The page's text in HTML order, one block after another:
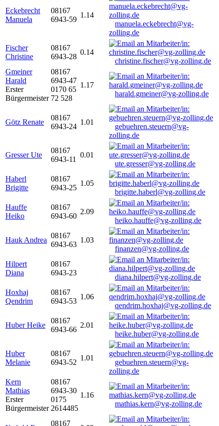
Eckebrecht
Manuela
08167
6943-59
1.14
manuela.eckebrecht@vg-
zolling.de
Fischer
Christine
08167
6943-28
0.14
christine.fischer@vg-zolling.de
Gmeiner
Harald
Erster
Bürgermeister
08167
6943-47
0170 65
72 528
1.17
harald.gmeiner@vg-zolling.de
Götz Renate
08167
6943-24
1.01
gebuehren.steuern@vg-
zolling.de
Gresser Ute
08167
6943-11
0.01
ute.gresser@vg-zolling.de
Haberl
Brigitte
08167
6943-25
1.05
brigitte.haberl@vg-zolling.de
Hauffe
Heiko
08167
6943-60
2.09
heiko.hauffe@vg-zolling.de
Hauk Andrea
08167
6943-63
1.03
finanzen@vg-zolling.de
Hilpert
Diana
08167
6943-23
diana.hilpert@vg-zolling.de
Hoxhaj
Qendrim
08167
6943-53
1.06
qendrim.hoxhaj@vg-zolling.de
Huber Heike
08167
6943-66
2.01
heike.huber@vg-zolling.de
Huber
Melanie
08167
6943-52
1.01
gebuehren.steuern@vg-
zolling.de
Kern
Mathias
Erster
Bürgermeister
08167
6943-30
0175
2614485
1.16
mathias.kern@vg-zolling.de
08167